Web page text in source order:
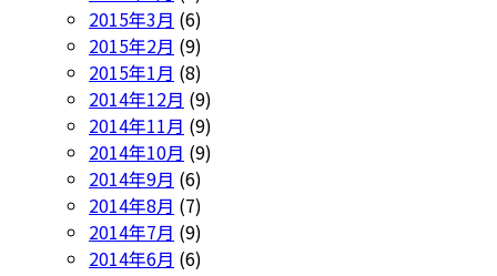
2015年3月 (6)
2015年2月 (9)
2015年1月 (8)
2014年12月 (9)
2014年11月 (9)
2014年10月 (9)
2014年9月 (6)
2014年8月 (7)
2014年7月 (9)
2014年6月 (6)